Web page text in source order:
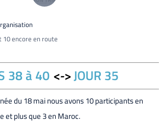
10 encore en route
38 à 40 <->JOUR 35
du 18 mai nous avons 10 participants en
et plus que 3 en Maroc.